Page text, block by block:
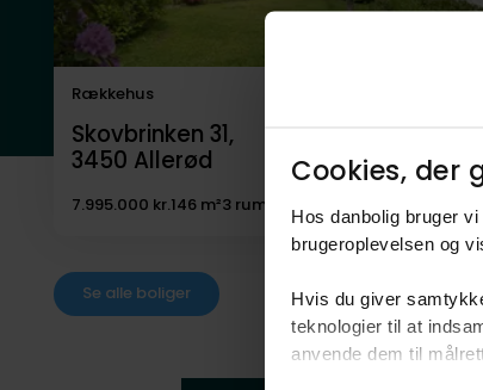
Cookies, der
Hos danbolig bruger
brugeroplevelsen og
Hvis du giver
teknologier til at
anvende dem til
Rækkehus
Skovbrinken 31,
3450 Allerød
7.995.000 kr.146 m²3 rum
Se alle boliger